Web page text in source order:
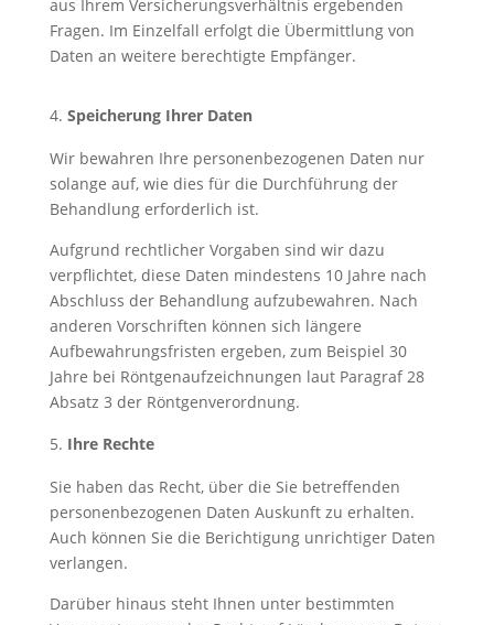
aus Ihrem Versicherungsverhältnis ergebenden
Fragen. Im Einzelfall erfolgt die Übermittlung von
Daten an weitere berechtigte Empfänger.
Speicherung Ihrer Daten
Wir bewahren Ihre personenbezogenen Daten nur
solange auf, wie dies für die Durchführung der
Behandlung erforderlich ist.
Aufgrund rechtlicher Vorgaben sind wir dazu
verpflichtet, diese Daten mindestens 10 Jahre nach
Abschluss der Behandlung aufzubewahren. Nach
anderen Vorschriften können sich längere
Aufbewahrungsfristen ergeben, zum Beispiel 30
Jahre bei Röntgenaufzeichnungen laut Paragraf 28
Absatz 3 der Röntgenverordnung.
Ihre Rechte
Sie haben das Recht, über die Sie betreffenden
personenbezogenen Daten Auskunft zu erhalten.
Auch können Sie die Berichtigung unrichtiger Daten
verlangen.
Darüber hinaus steht Ihnen unter bestimmten